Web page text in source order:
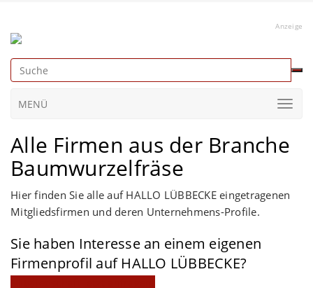
Anzeige
MENÜ
Alle Firmen aus der Branche
Baumwurzelfräse
Hier finden Sie alle auf HALLO LÜBBECKE eingetragenen
Mitgliedsfirmen und deren Unternehmens-Profile.
Sie haben Interesse an einem eigenen
Firmenprofil auf HALLO LÜBBECKE?